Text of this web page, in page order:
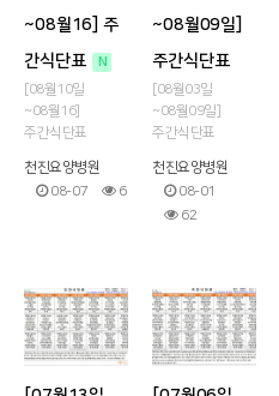
커뮤니티
기타
~08월16] 주
간식단표
N
[08월10일
~08월16]
주간식단표
천진요양병원
08-07
6
~08월09일]
주간식단표
[08월03일
~08월09일]
주간식단표
천진요양병원
08-01
62